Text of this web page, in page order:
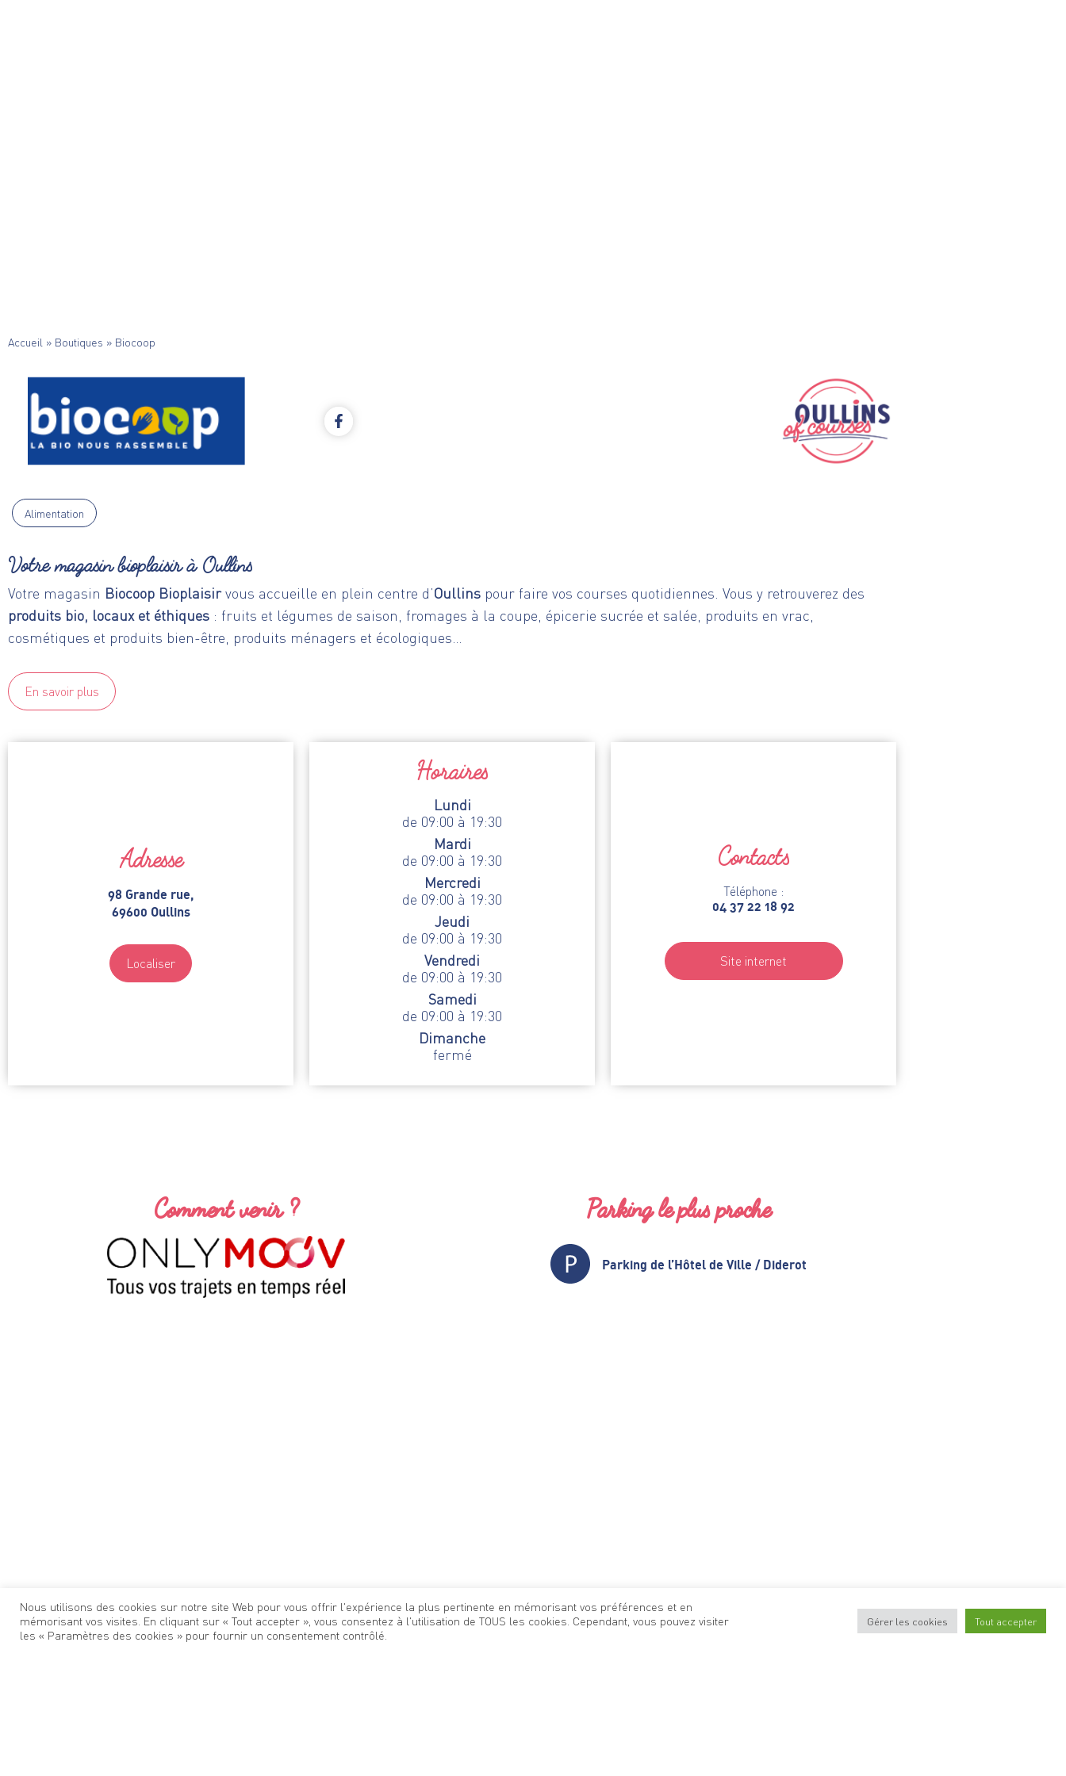
Accueil » Boutiques » Biocoop
Alimentation
Votre magasin bioplaisir à Oullins
Votre magasin Biocoop Bioplaisirvous accueille en plein centre d’Oullins pour faire vos courses quotidiennes. Vous y retrouverez des
produits bio, locaux et éthiques : fruits et légumes de saison, fromages à la coupe, épicerie sucrée et salée, produits en vrac,
cosmétiques et produits bien-être, produits ménagers et écologiques…
En savoir plus
Adresse
98 Grande rue,
69600 Oullins
Localiser
Horaires
Lundi
de 09:00 à 19:30
Mardi
de 09:00 à 19:30
Mercredi
de 09:00 à 19:30
Jeudi
de 09:00 à 19:30
Vendredi
de 09:00 à 19:30
Samedi
de 09:00 à 19:30
Dimanche
fermé
Contacts
Téléphone :
04 37 22 18 92
Site internet
Comment venir ? Parking le plus proche
Parking de l’Hôtel de Ville / Diderot
Nous utilisons des cookies sur notre site Web pour vous offrir l'expérience la plus pertinente en mémorisant vos préférences et en
mémorisant vos visites. En cliquant sur « Tout accepter », vous consentez à l'utilisation de TOUS les cookies. Cependant, vous pouvez visiter
les « Paramètres des cookies » pour fournir un consentement contrôlé.
Gérer les cookies Tout accepter